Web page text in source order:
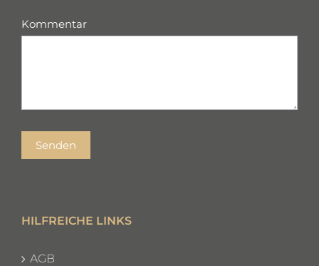
Kommentar
Senden
HILFREICHE LINKS
AGB